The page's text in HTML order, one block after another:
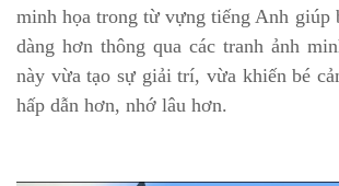
minh họa trong từ vựng tiếng Anh giúp
dàng hơn thông qua các tranh ảnh
này vừa tạo sự giải trí, vừa khiến bé
hấp dẫn hơn, nhớ lâu hơn.